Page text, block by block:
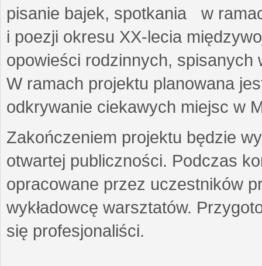
pisanie bajek, spotkania w
i poezji okresu XX-lecia
opowieści rodzinnych,
W ramach projektu planowana
odkrywanie ciekawych miejsc w
Zakończeniem projektu będzie
otwartej publiczności. Podczas
opracowane przez uczestników
wykładowcę warsztatów.
się profesjonaliści.